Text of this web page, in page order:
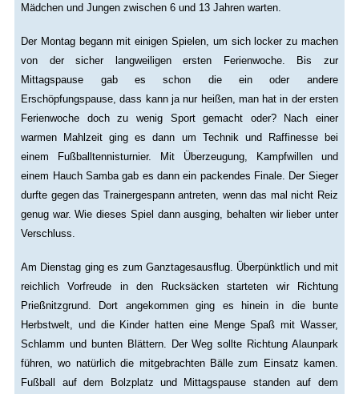
Mädchen und Jungen zwischen 6 und 13 Jahren warten.
Der Montag begann mit einigen Spielen, um sich locker zu machen
von der sicher langweiligen ersten Ferienwoche. Bis zur
Mittagspause gab es schon die ein oder andere
Erschöpfungspause, dass kann ja nur heißen, man hat in der ersten
Ferienwoche doch zu wenig Sport gemacht oder? Nach einer
warmen Mahlzeit ging es dann um Technik und Raffinesse bei
einem Fußballtennisturnier. Mit Überzeugung, Kampfwillen und
einem Hauch Samba gab es dann ein packendes Finale. Der Sieger
durfte gegen das Trainergespann antreten, wenn das mal nicht Reiz
genug war. Wie dieses Spiel dann ausging, behalten wir lieber unter
Verschluss.
Am Dienstag ging es zum Ganztagesausflug. Überpünktlich und mit
reichlich Vorfreude in den Rucksäcken starteten wir Richtung
Prießnitzgrund. Dort angekommen ging es hinein in die bunte
Herbstwelt, und die Kinder hatten eine Menge Spaß mit Wasser,
Schlamm und bunten Blättern. Der Weg sollte Richtung Alaunpark
führen, wo natürlich die mitgebrachten Bälle zum Einsatz kamen.
Fußball auf dem Bolzplatz und Mittagspause standen auf dem